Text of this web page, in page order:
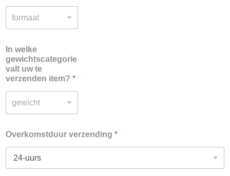
formaat
In welke
gewichtscategorie
valt uw te
verzenden item? *
gewicht
Overkomstduur verzending *